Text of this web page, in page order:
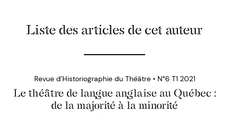
Liste des articles de cet auteur
Revue d’Historiographie du Théâtre • N°6 T1 2021
Le théâtre de langue anglaise au Québec :
de la majorité à la minorité